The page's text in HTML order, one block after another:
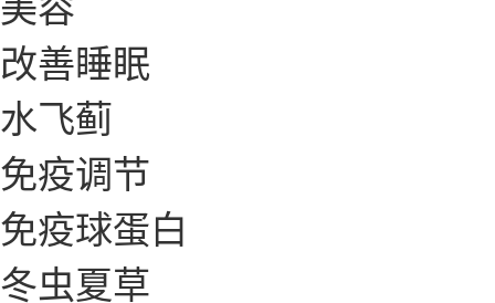
改善睡眠
水飞蓟
免疫调节
免疫球蛋白
冬虫夏草